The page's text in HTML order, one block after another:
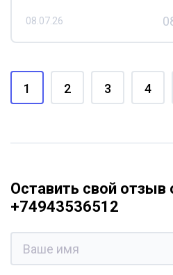
08.07.26
1 2 3 4
Оставить свой отзыв
+74943536512